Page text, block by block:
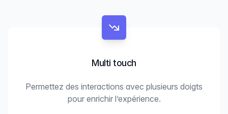
Multi touch
Permettez des interactions avec plusieurs doigts
pour enrichir l’expérience.